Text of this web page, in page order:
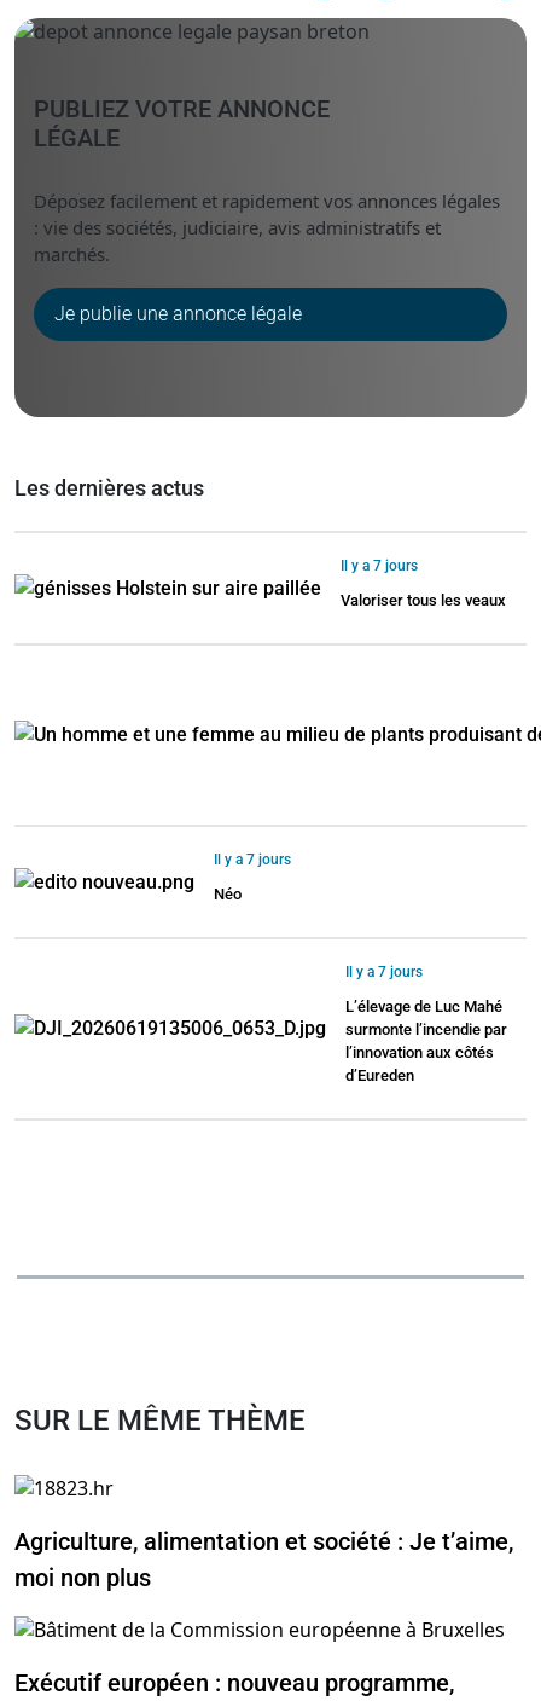
Linked
PUBLIEZ VOTRE ANNONCE
LÉGALE
Déposez facilement et rapidement vos annonces légales
: vie des sociétés, judiciaire, avis administratifs et
marchés.
Je publie une annonce légale
Les dernières actus
Il y a 7 jours
Valoriser tous les veaux
Il y a 7 jours
Néo
Il y a 7 jours
L’élevage de Luc Mahé
surmonte l’incendie par
l’innovation aux côtés
d’Eureden
SUR LE MÊME THÈME
Agriculture, alimentation et société : Je t’aime,
moi non plus
Exécutif européen : nouveau programme,